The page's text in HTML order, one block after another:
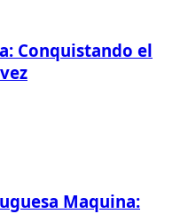
Conquistando el
Maquina: